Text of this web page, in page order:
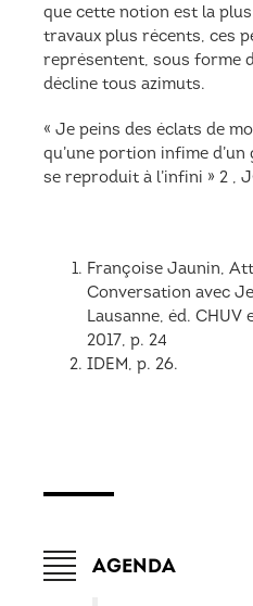
que cette notion est la
travaux plus récents, ces
représentent, sous forme
décline tous azimuts.
« Je peins des éclats de
qu’une portion infime
se reproduit à l’infini » 2 ,
Françoise Jaunin,
Conversation avec
Lausanne, éd.
2017, p. 24
IDEM, p. 26.
AGENDA